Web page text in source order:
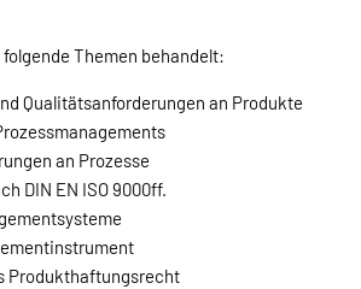
Themen behandelt:
Qualitätsanforderungen an Produkte
an Prozesse
DIN EN ISO 9000ff.
Produkthaftungsrecht